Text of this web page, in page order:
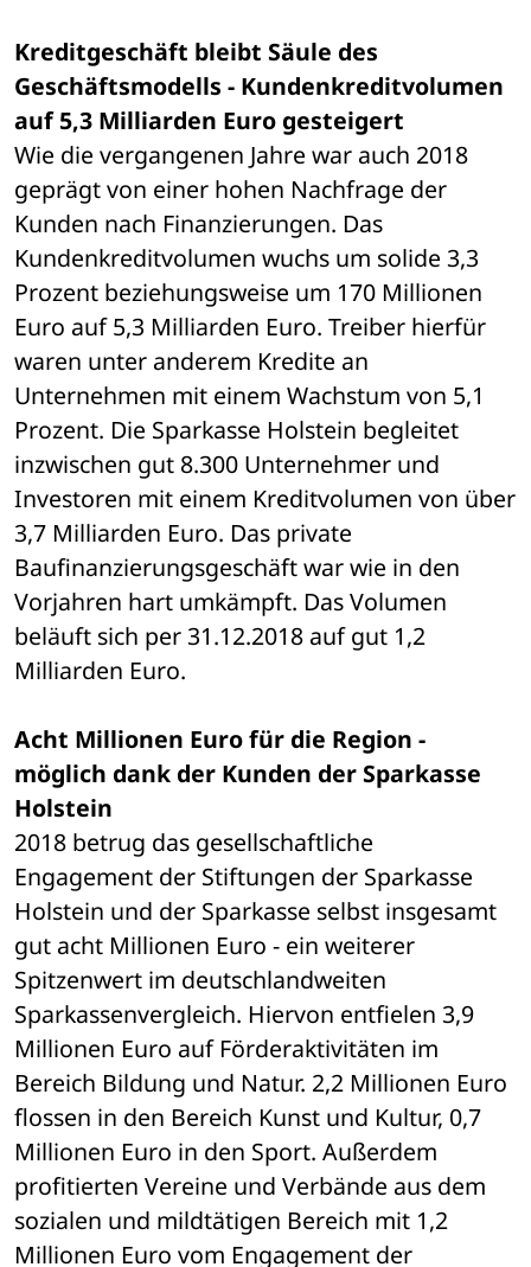
Kreditgeschäft bleibt Säule des
Geschäftsmodells - Kundenkreditvolumen
auf 5,3 Milliarden Euro gesteigert
Wie die vergangenen Jahre war auch 2018
geprägt von einer hohen Nachfrage der
Kunden nach Finanzierungen. Das
Kundenkreditvolumen wuchs um solide 3,3
Prozent beziehungsweise um 170 Millionen
Euro auf 5,3 Milliarden Euro. Treiber hierfür
waren unter anderem Kredite an
Unternehmen mit einem Wachstum von 5,1
Prozent. Die Sparkasse Holstein begleitet
inzwischen gut 8.300 Unternehmer und
Investoren mit einem Kreditvolumen von über
3,7 Milliarden Euro. Das private
Baufinanzierungsgeschäft war wie in den
Vorjahren hart umkämpft. Das Volumen
beläuft sich per 31.12.2018 auf gut 1,2
Milliarden Euro.
Acht Millionen Euro für die Region -
möglich dank der Kunden der Sparkasse
Holstein
2018 betrug das gesellschaftliche
Engagement der Stiftungen der Sparkasse
Holstein und der Sparkasse selbst insgesamt
gut acht Millionen Euro - ein weiterer
Spitzenwert im deutschlandweiten
Sparkassenvergleich. Hiervon entfielen 3,9
Millionen Euro auf Förderaktivitäten im
Bereich Bildung und Natur. 2,2 Millionen Euro
flossen in den Bereich Kunst und Kultur, 0,7
Millionen Euro in den Sport. Außerdem
profitierten Vereine und Verbände aus dem
sozialen und mildtätigen Bereich mit 1,2
Millionen Euro vom Engagement der